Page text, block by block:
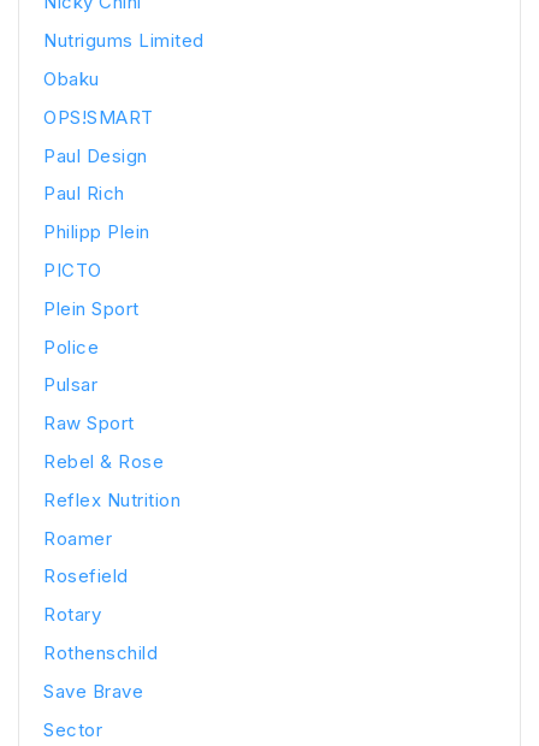
Nutrigums Limited
Obaku
OPS!SMART
Paul Design
Paul Rich
Philipp Plein
PICTO
Plein Sport
Police
Pulsar
Raw Sport
Rebel & Rose
Reflex Nutrition
Roamer
Rosefield
Rotary
Rothenschild
Save Brave
Sector